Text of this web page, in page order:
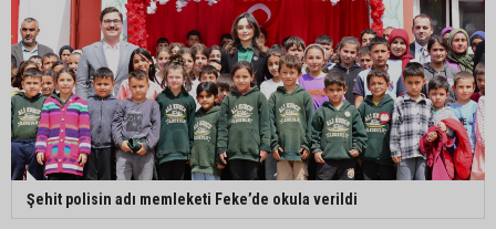
Şehit polisin adı memleketi Feke’de okula verildi